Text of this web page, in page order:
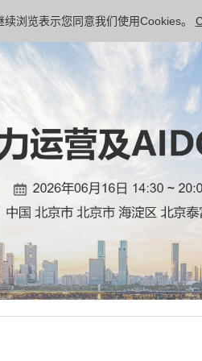
浏览表示您同意我们使用Cookies。